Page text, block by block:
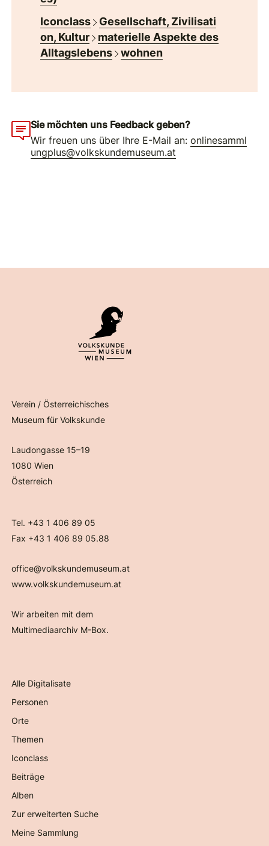
Iconclass
Gesellschaft, Zivilisati
on, Kultur
materielle Aspekte des
Alltagslebens
wohnen
Sie möchten uns Feedback geben?
Wir freuen uns über Ihre E-Mail an:onlinesamml
ungplus@volkskundemuseum.at
Verein / Österreichisches
Museum für Volkskunde
Laudongasse 15–19
1080 Wien
Österreich
Tel. +43 1 406 89 05
Fax +43 1 406 89 05.88
office@volkskundemuseum.at
www.volkskundemuseum.at
Wir arbeiten mit dem
Multimediaarchiv M-Box.
Alle Digitalisate
Personen
Orte
Themen
Iconclass
Beiträge
Alben
Zur erweiterten Suche
Meine Sammlung